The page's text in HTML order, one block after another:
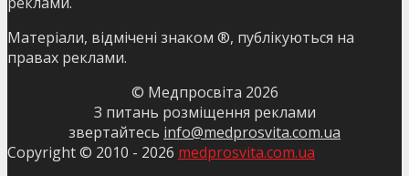
Матеріали, відмічені знаком ®, публікуються на
правах реклами.
© Медпросвіта 2026
З питань розміщення реклами
звертайтесь info@medprosvita.com.ua
Copyright © 2010 - 2026 medprosvita.com.ua